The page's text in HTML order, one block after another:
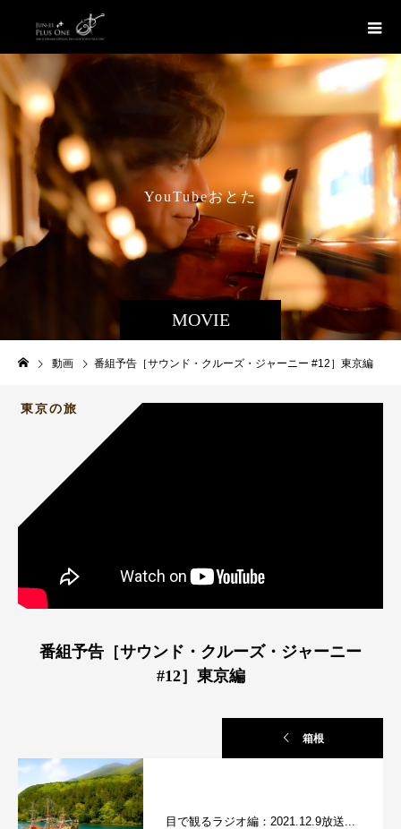
MOVIE
ouTubeおとたびチ
動画 番組予告［サウンド・クルーズ・ジャーニー #12］東京編
東京の旅
番組予告［サウンド・クルーズ・ジャーニー
#12］東京編
箱根
目で観るラジオ編：2021.12.9放送...